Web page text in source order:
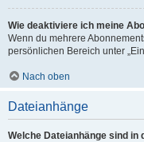
Wie deaktiviere ich meine
Wenn du mehrere
persönlichen Bereich unter
Nach oben
Dateianhänge
Welche Dateianhänge sind in